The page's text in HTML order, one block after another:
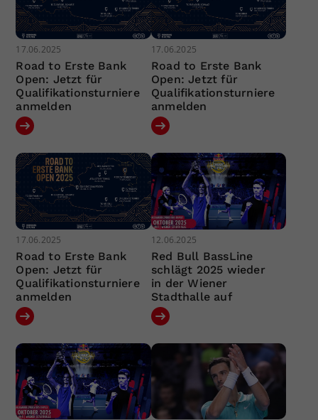
17.06.2025
Road to Erste Bank
Open: Jetzt für
Qualifikationsturniere
anmelden
17.06.2025
Road to Erste Bank
Open: Jetzt für
Qualifikationsturniere
anmelden
17.06.2025
Road to Erste Bank
Open: Jetzt für
Qualifikationsturniere
anmelden
12.06.2025
Red Bull BassLine
schlägt 2025 wieder
in der Wiener
Stadthalle auf